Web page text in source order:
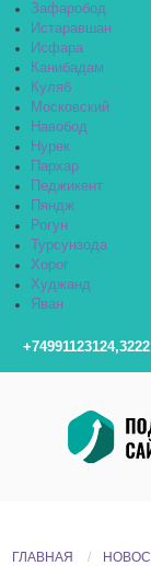
Зафаробод
Истаравшан
Исфара
Канибадам
Куляб
Московский
Навобод
Нурек
Пархар
Педжикент
Пяндж
Рогун
Турсунзода
Хорог
Худжанд
Яван
+74991123124,3222
ГЛАВНАЯ